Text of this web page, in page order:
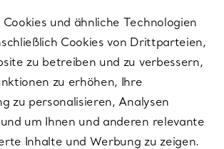
und ähnliche Technologien
Cookies von Drittparteien,
zu betreiben und zu verbessern,
zu erhöhen, Ihre
zu personalisieren, Analysen
um Ihnen und anderen relevante
Inhalte und Werbung zu zeigen.